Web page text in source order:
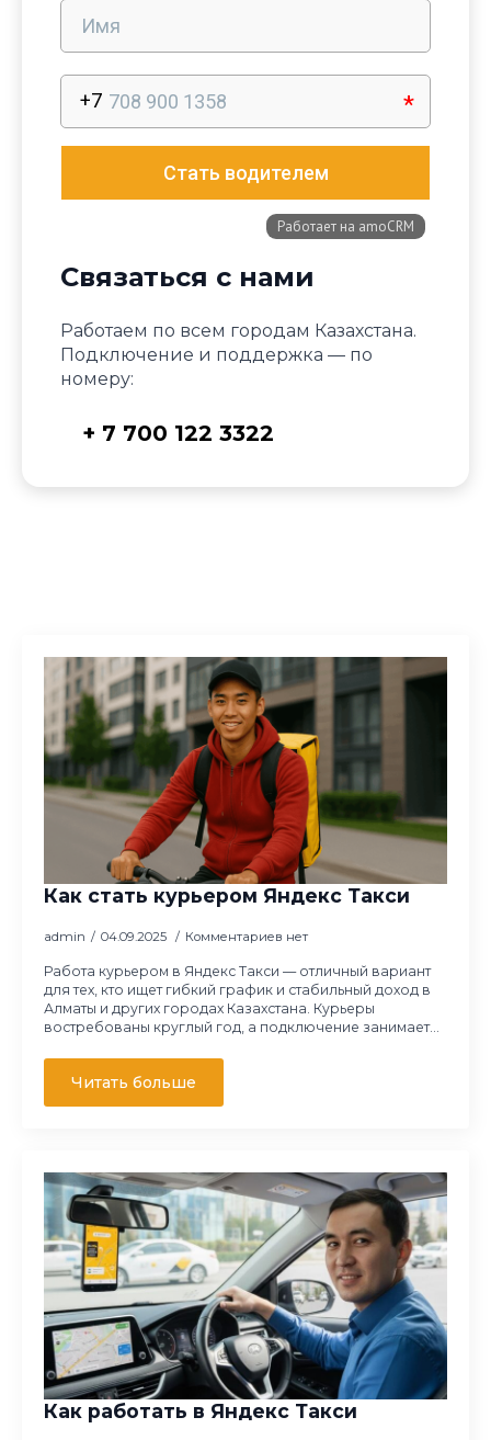
Связаться с нами
Работаем по всем городам Казахстана.
Подключение и поддержка — по
номеру:
+ 7 700 122 3322
Как стать курьером Яндекс Такси
admin 04.09.2025 Комментариев нет
Работа курьером в Яндекс Такси — отличный вариант
для тех, кто ищет гибкий график и стабильный доход в
Алматы и других городах Казахстана. Курьеры
востребованы круглый год, а подключение занимает…
Читать больше
Как работать в Яндекс Такси